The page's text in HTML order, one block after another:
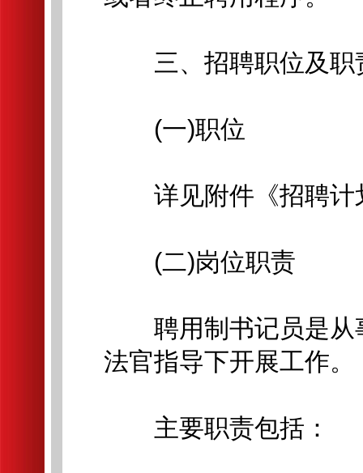
三、招聘职位及职
(一)职位
详见附件《招聘计
(二)岗位职责
聘用制书记员是从
法官指导下开展工作。
主要职责包括：